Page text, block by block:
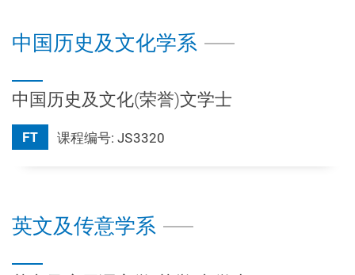
中国历史及文化学系
中国历史及文化(荣誉)文学士
FT 课程编号: JS3320
英文及传意学系